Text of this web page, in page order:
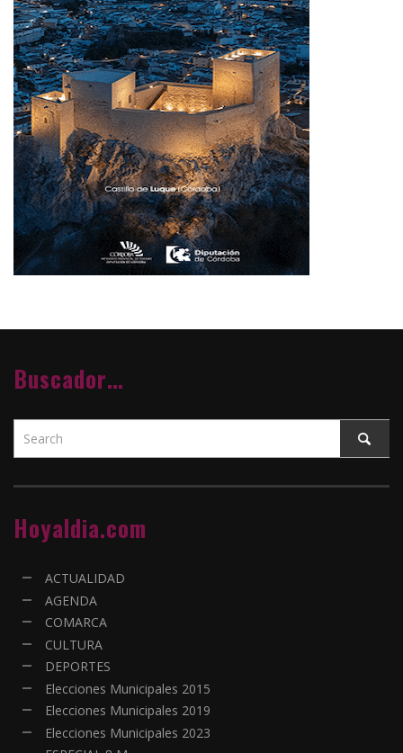
Buscador…
Hoyaldia.com
ACTUALIDAD
AGENDA
COMARCA
CULTURA
DEPORTES
Elecciones Municipales 2015
Elecciones Municipales 2019
Elecciones Municipales 2023